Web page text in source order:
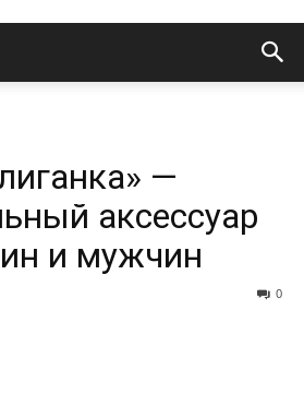
—
аксессуар
и мужчин
0